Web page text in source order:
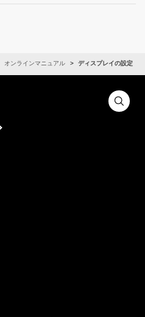
オンラインマニュアル ディスプレイの設定